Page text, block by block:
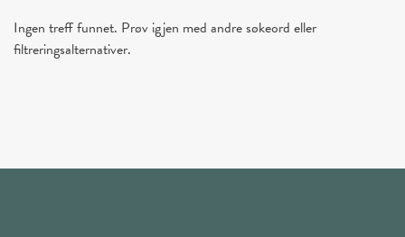
Ingen treff funnet. Prøv igjen med andre søkeord eller
filtreringsalternativer.